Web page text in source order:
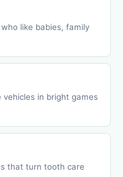
like babies, family
vehicles in bright games
that turn tooth care